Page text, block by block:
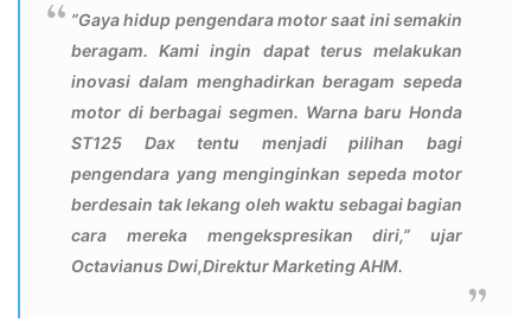
”Gaya hidup pengendara motor saat ini semakin
beragam. Kami ingin dapat terus melakukan
inovasi dalam menghadirkan beragam sepeda
motor di berbagai segmen. Warna baru Honda
ST125 Dax tentu menjadi pilihan bagi
pengendara yang menginginkan sepeda motor
berdesain tak lekang oleh waktu sebagai bagian
cara mereka mengekspresikan diri,” ujar
Octavianus Dwi,Direktur Marketing AHM.